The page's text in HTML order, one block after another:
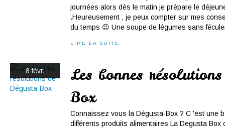
journées alors dès le matin je prépare le
.Heureusement , je peux compter sur mes
du temps 😉 Une soupe de légumes sans
LIRE LA SUITE
8 févr.
Les bonnes
Box
Connaissez vous la Dégusta-Box ? C 'est une
différents produits alimentaires La Degusta Box